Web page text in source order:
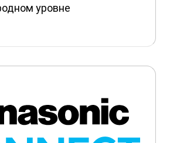
уровне